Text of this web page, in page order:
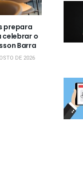
prepara
celebrar o
Barra
DE 2026